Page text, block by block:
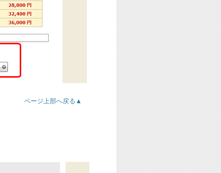
ページ上部へ戻る▲